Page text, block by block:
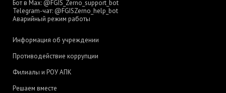
Бот в Max: @FGIS_Zerno_support_bot
Telegram-чат: @FGISZerno_help_bot
Аварийный режим работы
Информация об учреждении
Противодействие коррупции
Филиалы и РОУ АПК
Решаем вместе